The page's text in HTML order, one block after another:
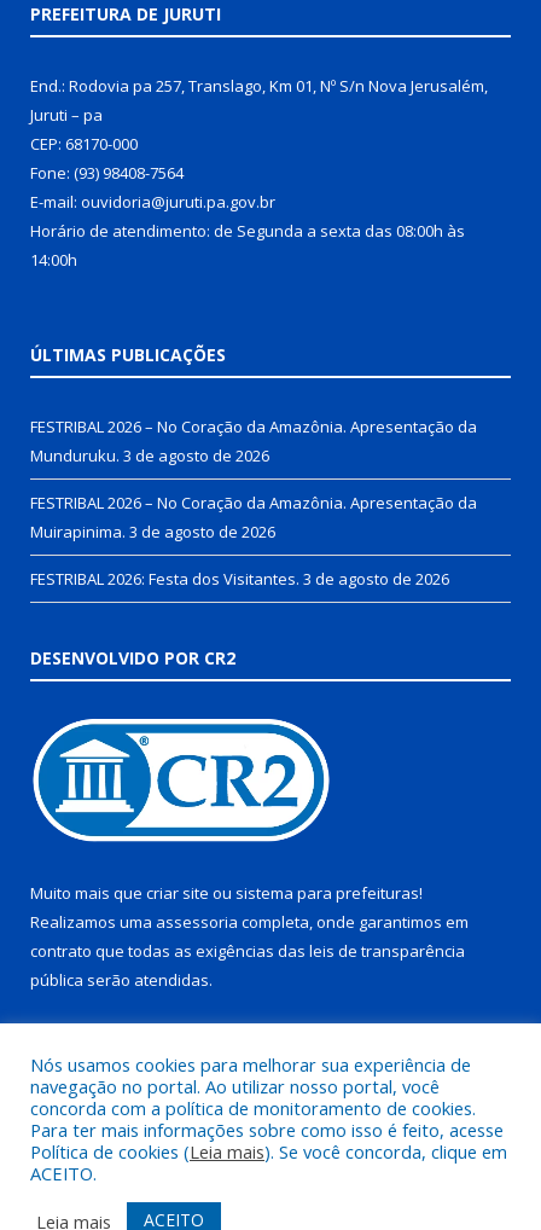
PREFEITURA DE JURUTI
End.: Rodovia pa 257, Translago, Km 01, Nº S/n Nova Jerusalém,
Juruti – pa
CEP: 68170-000
Fone: (93) 98408-7564
E-mail: ouvidoria@juruti.pa.gov.br
Horário de atendimento: de Segunda a sexta das 08:00h às
14:00h
ÚLTIMAS PUBLICAÇÕES
FESTRIBAL 2026 – No Coração da Amazônia. Apresentação da
Munduruku. 3 de agosto de 2026
FESTRIBAL 2026 – No Coração da Amazônia. Apresentação da
Muirapinima. 3 de agosto de 2026
FESTRIBAL 2026: Festa dos Visitantes. 3 de agosto de 2026
DESENVOLVIDO POR CR2
Muito mais que criar site ou sistema para prefeituras!
Realizamos uma assessoria completa, onde garantimos em
contrato que todas as exigências das leis de transparência
pública serão atendidas.
Todos os direitos reservados a Prefeitura Municipal de Juruti.
Mapa do Site
Acessar Área Administrativa
Nós usamos cookies para melhorar sua experiência de
navegação no portal. Ao utilizar nosso portal, você
concorda com a política de monitoramento de cookies.
Para ter mais informações sobre como isso é feito, acesse
Política de cookies (Leia mais). Se você concorda, clique em
ACEITO.
Leia mais
ACEITO